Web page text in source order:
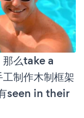
么take a
制作木制框架
seen in their